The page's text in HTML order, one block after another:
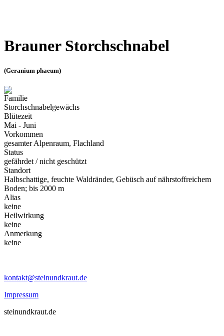
Brauner Storchschnabel
(Geranium phaeum)
Familie
Storchschnabelgewächs
Blütezeit
Mai - Juni
Vorkommen
gesamter Alpenraum, Flachland
Status
gefährdet / nicht geschützt
Standort
Halbschattige, feuchte Waldränder, Gebüsch auf nährstoffreichem
Boden; bis 2000 m
Alias
keine
Heilwirkung
keine
Anmerkung
keine
kontakt@steinundkraut.de
Impressum
steinundkraut.de